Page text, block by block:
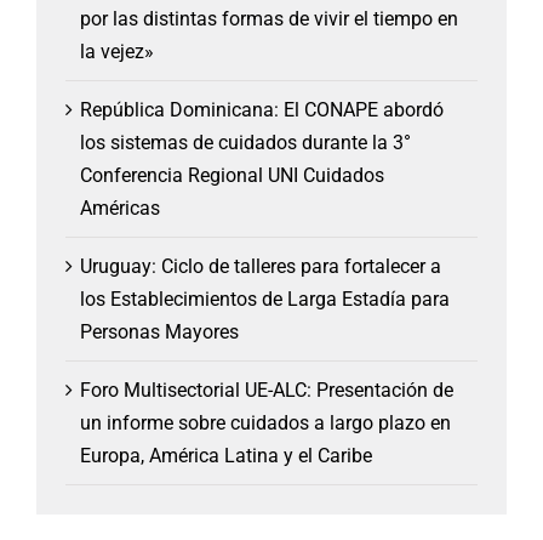
por las distintas formas de vivir el tiempo en
la vejez»
República Dominicana: El CONAPE abordó
los sistemas de cuidados durante la 3°
Conferencia Regional UNI Cuidados
Américas
Uruguay: Ciclo de talleres para fortalecer a
los Establecimientos de Larga Estadía para
Personas Mayores
Foro Multisectorial UE-ALC: Presentación de
un informe sobre cuidados a largo plazo en
Europa, América Latina y el Caribe